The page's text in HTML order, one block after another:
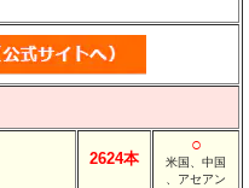
2624本
○
米国、中国
、アセアン